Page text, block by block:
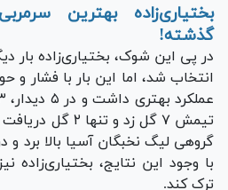
بختیاری‌زاده بهترین
گذشته!
در پی این شوک، بختیاری‌زاده بار
انتخاب شد، اما این بار با فشار و
تیمش ۷ گل زد و
گروهی لیگ نخبگان آسیا بالا برد
با وجود این نتایج، بختیاری‌زاده
ترک کند.